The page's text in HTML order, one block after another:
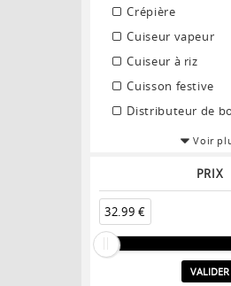
Crépière
Cuiseur vapeur
Cuiseur à riz
Cuisson festive
Distributeur de
Voir
PRIX
32.99 €
VALIDER